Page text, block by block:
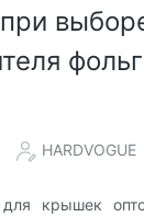
HARDVOGUE
для крышек